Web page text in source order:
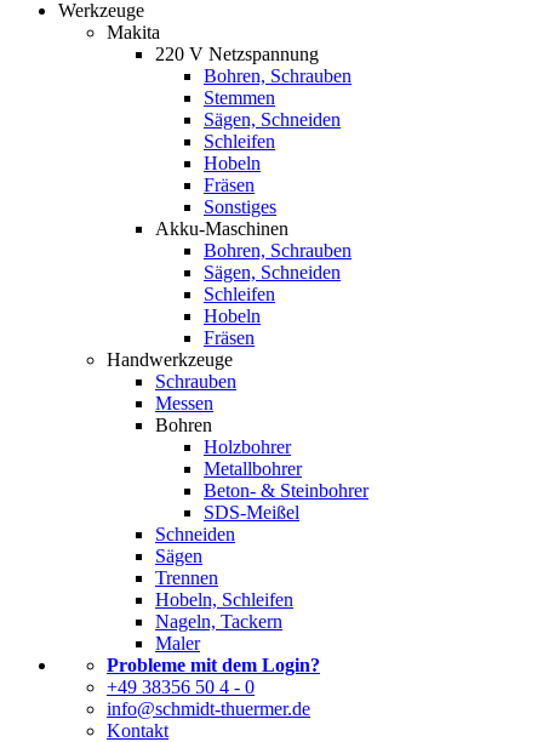
Werkzeuge
Makita
220 V Netzspannung
Bohren, Schrauben
Stemmen
Sägen, Schneiden
Schleifen
Hobeln
Fräsen
Sonstiges
Akku-Maschinen
Bohren, Schrauben
Sägen, Schneiden
Schleifen
Hobeln
Fräsen
Handwerkzeuge
Schrauben
Messen
Bohren
Holzbohrer
Metallbohrer
Beton- & Steinbohrer
SDS-Meißel
Schneiden
Sägen
Trennen
Hobeln, Schleifen
Nageln, Tackern
Maler
Probleme mit dem Login?
+49 38356 50 4 - 0
info@schmidt-thuermer.de
Kontakt